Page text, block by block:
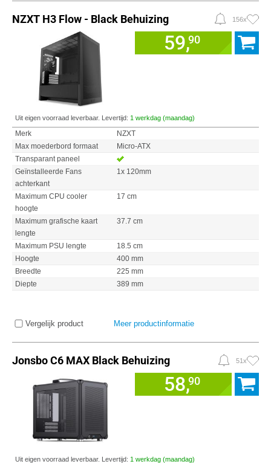
NZXT H3 Flow - Black Behuizing 156x
59,90
Uit eigen voorraad leverbaar. Levertijd: 1 werkdag (maandag)
Merk
NZXT
Max moederbord formaat
Micro-ATX
Transparant paneel
Geïnstalleerde Fans
achterkant
1x 120mm
Maximum CPU cooler
hoogte
17 cm
Maximum grafische kaart
lengte
37.7 cm
Maximum PSU lengte
18.5 cm
Hoogte
400 mm
Breedte
225 mm
Diepte
389 mm
Vergelijk product Meer productinformatie
Jonsbo C6 MAX Black Behuizing 51x
58,90
Uit eigen voorraad leverbaar. Levertijd: 1 werkdag (maandag)